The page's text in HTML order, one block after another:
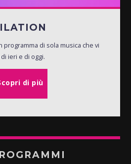
programma di sola musica che vi
ieri e di oggi.
di più